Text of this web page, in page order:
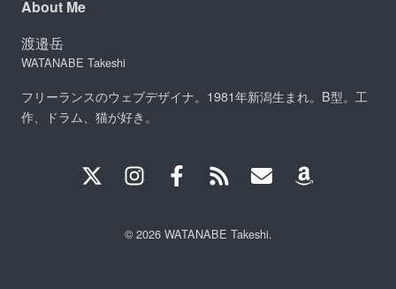
About Me
渡邉岳
WATANABE Takeshi
フリーランスのウェブデザイナ。1981年新潟生まれ。B型。工
作、ドラム、猫が好き。
© 2026 WATANABE Takeshi.